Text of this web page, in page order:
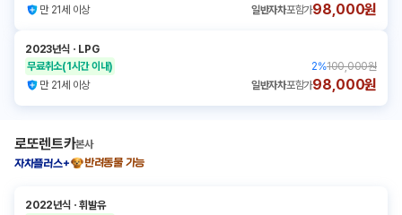
만 21세 이상
일반자차포함가98,000원
2023년식 ㆍ LPG
무료취소(1시간 이내) 2%100,000원
만 21세 이상
일반자차포함가98,000원
로또렌트카본사
자차플러스+
반려동물 가능
2022년식 ㆍ휘발유